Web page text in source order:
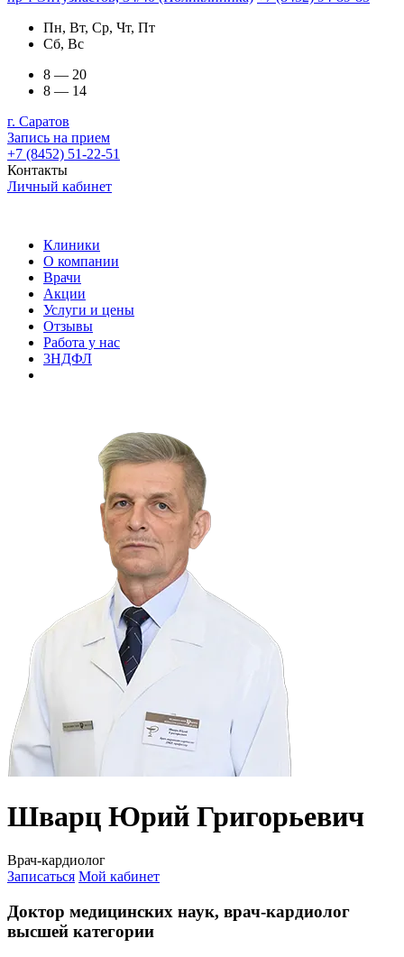
Пн, Вт, Ср, Чт, Пт
Сб, Вс
8 — 20
8 — 14
г. Саратов
Запись на прием
+7 (8452) 51-22-51
Контакты
Личный кабинет
Клиники
О компании
Врачи
Акции
Услуги и цены
Отзывы
Работа у нас
3НДФЛ
Шварц Юрий Григорьевич
Врач-кардиолог
Записаться Мой кабинет
Доктор медицинских наук, врач-кардиолог
высшей категории